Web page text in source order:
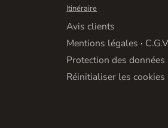
Itinéraire
Avis clients
Mentions légales · C.G.V
Protection des données
Réinitialiser les cookies